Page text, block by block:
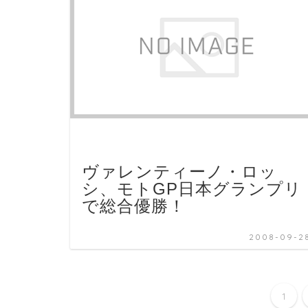
ヴァレンティーノ・ロッ
シ、モトGP日本グランプリ
で総合優勝！
2008-09-28
1